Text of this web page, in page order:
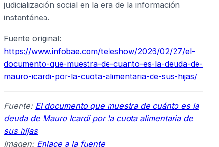
judicialización social en la era de la información
instantánea.
Fuente original:
https://www.infobae.com/teleshow/2026/02/27/el-
documento-que-muestra-de-cuanto-es-la-deuda-de-
mauro-icardi-por-la-cuota-alimentaria-de-sus-hijas/
Fuente: El documento que muestra de cuánto es la
deuda de Mauro Icardi por la cuota alimentaria de
sus hijas
Imagen: Enlace a la fuente